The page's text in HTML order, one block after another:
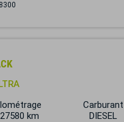
km
Carburant
DIESEL